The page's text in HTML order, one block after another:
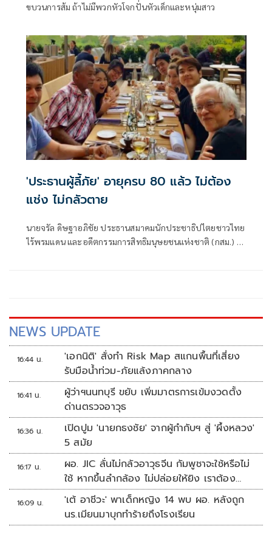
ขบวนการส้ม ถ้าไม่มีพวกหัวโจกปั่นหัวเด็กและหนุ่มสาว
'ประธานผู้ลี้ภัย' อายุครบ 80 แล้ว ไม่ต้อง
แช่ง ไม่กลัวตาย
นายจรัล ดิษฐาอภิชัย ประธานสมาคมนักประชาธิปไตยชาวไทย
ไร้พรมแดน และอดีตกรรมการสิทธิมนุษยชนแห่งชาติ (กสม.) ซึ่ง
NEWS UPDATE
16:44 น.
'เอกนิติ' สั่งทำ Risk Map สแกนพื้นที่เสี่ยง
รับมือน้ำท่วม-ภัยแล้งภาคกลาง
16:41 น.
ผู้ว่าฯนนทบุรี ขยับ เพิ่มมาตรการเข้มงวดตั้ง
ด่านตรวจอาวุธ
16:36 น.
เปิดปูม 'นายกธงชัย' จากผู้กำกับฯ สู่ 'ผึ้งหลวง'
5 สมัย
16:17 น.
ผอ. JIC ลั่นไม่กลัวอาวุธจีน กัมพูชาจะใช้หรือไม่
ใช้ หากขึ้นลำกล้อง ไม่ปล่อยให้ยิง เราต้อง
จัดการก่อน
16:09 น.
'เต้ อาชีวะ' พาเด็กหญิง 14 พบ ผอ. หลังถูก
นร.เมียนมาบุกทำร้ายถึงโรงเรียน